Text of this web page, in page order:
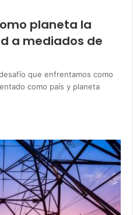
planeta la
a mediados de
que enfrentamos como
como país y planeta